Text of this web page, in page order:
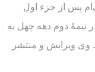
پس از جزء اول
دوم دهه چهل به
وی ویرایش و منتشر